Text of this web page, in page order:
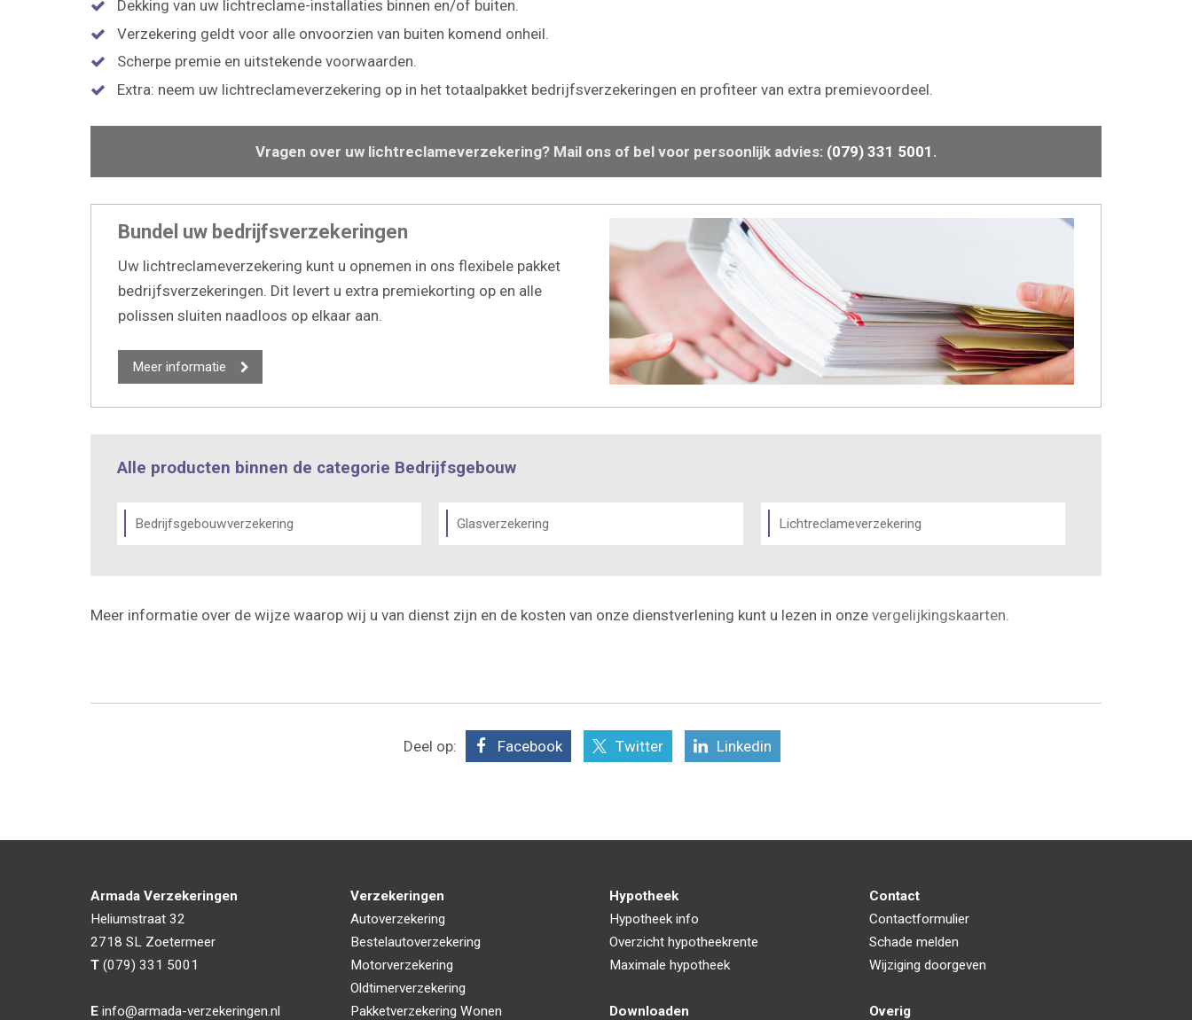
Dekking van uw lichtreclame-installaties binnen en/of buiten.
Verzekering geldt voor alle onvoorzien van buiten komend onheil.
Scherpe premie en uitstekende voorwaarden.
Extra: neem uw lichtreclameverzekering op in het totaalpakket bedrijfsverzekeringen en profiteer van extra premievoordeel.
Vragen over uw lichtreclameverzekering? Mail ons of bel voor persoonlijk advies: (079) 331 5001 .
Bundel uw bedrijfsverzekeringen
Uw lichtreclameverzekering kunt u opnemen in ons flexibele pakket
bedrijfsverzekeringen. Dit levert u extra premiekorting op en alle
polissen sluiten naadloos op elkaar aan.
Meer informatie
Alle producten binnen de categorie Bedrijfsgebouw
Bedrijfsgebouwverzekering Glasverzekering Lichtreclameverzekering
Meer informatie over de wijze waarop wij u van dienst zijn en de kosten van onze dienstverlening kunt u lezen in onze vergelijkingskaarten.
Deel op: Facebook Twitter Linkedin
Armada Verzekeringen
Heliumstraat 32
2718 SL Zoetermeer
T (079) 331 5001
E info@armada-verzekeringen.nl
Verzekeringen
Autoverzekering
Bestelautoverzekering
Motorverzekering
Oldtimerverzekering
Pakketverzekering Wonen
Hypotheek
Hypotheek info
Overzicht hypotheekrente
Maximale hypotheek
Downloaden
Contact
Contactformulier
Schade melden
Wijziging doorgeven
Overig